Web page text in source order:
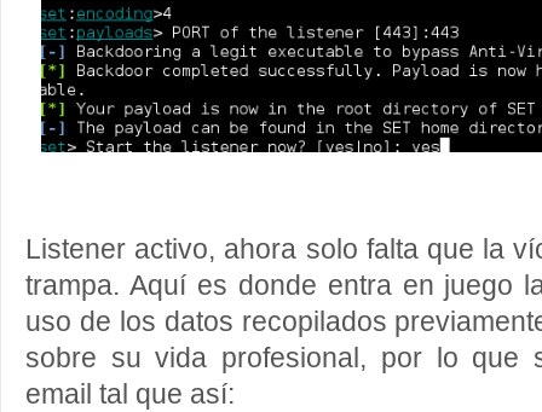
Listener activo, ahora solo falta que la
trampa. Aquí es donde entra en juego
uso de los datos recopilados
sobre su vida profesional, por lo que
email tal que así: